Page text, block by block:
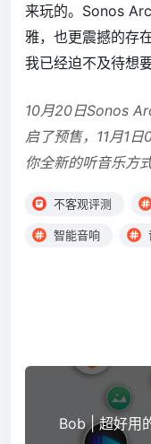
来玩的。Sonos
雅，也更震撼的存
我已经迫不及待想
10月20日Sonos
启了预售，11月1
你全新的听音乐方式
不客观评测
智能音响
Bob | 超好用